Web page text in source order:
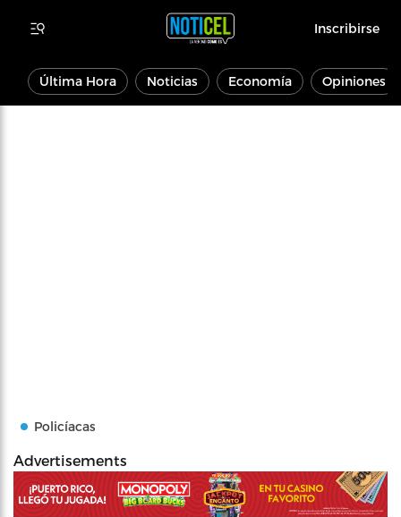
Inscribirse
Última Hora Noticias Economía Opiniones
Policíacas
Advertisements